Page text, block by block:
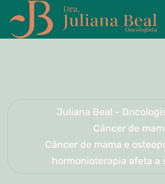
Juliana Beal -
Câncer de
Câncer de mama e
hormonioterapia afeta a